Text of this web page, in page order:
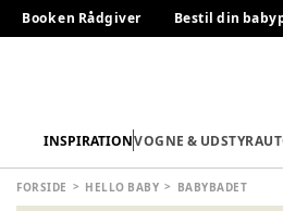
Book en Rådgiver Bestil din
INSPIRATIONVOGNE & UDSTYR
FORSIDE HELLO BABY BABYBADET